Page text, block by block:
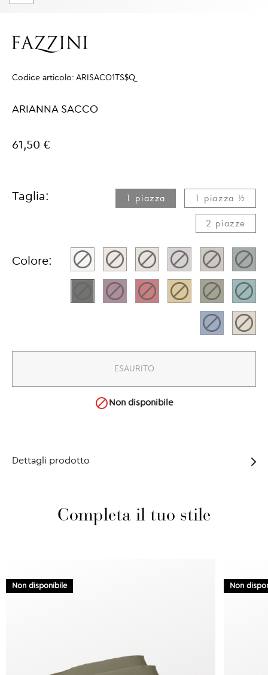
Codice articolo: ARISACO1TS$Q
ARIANNA SACCO
61,50 €
Taglia: 1 piazza​
1 piazza ½​
2 piazze​
Colore:
ESAURITO
 Non disponibile
Dettagli prodotto
Completa il tuo stile
Non disponibile Non